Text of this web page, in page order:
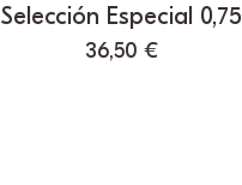
Selección Especial 0,75
36,50 €